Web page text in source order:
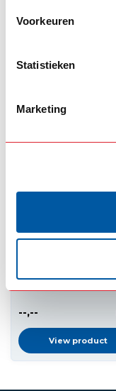
Voorkeuren
Statistieken
Marketing
bucket 20L
--,--
View product